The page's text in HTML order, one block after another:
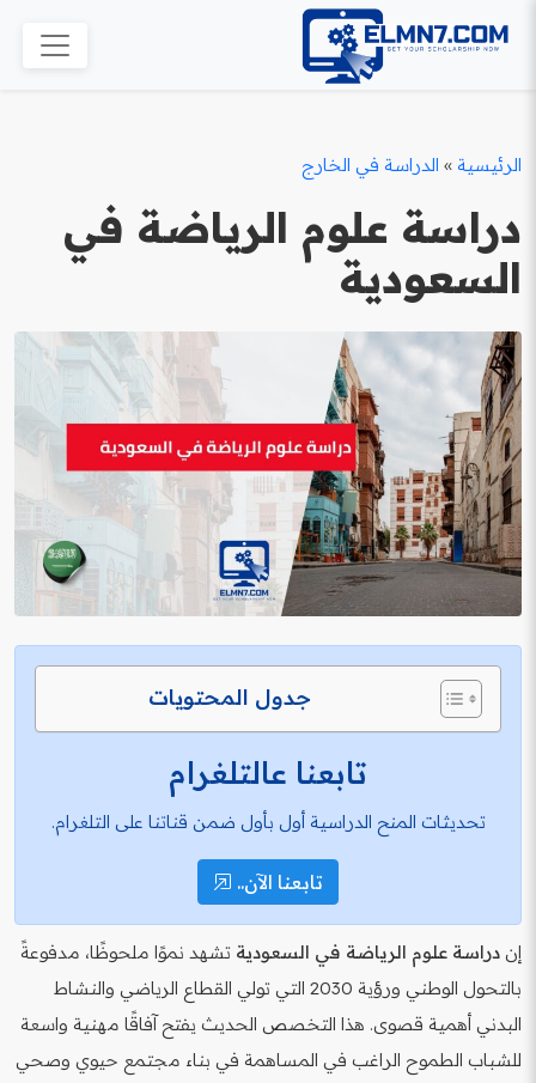
الرئيسية » الدراسة في الخارج
دراسة علوم الرياضة في
السعودية
جدول المحتويات
تابعنا عالتلغرام
تحديثات المنح الدراسية أول بأول ضمن قناتنا على التلغرام.
تابعنا الآن..
إن دراسة علوم الرياضة في السعودية تشهد نموًا ملحوظًا، مدفوعةً
بالتحول الوطني ورؤية 2030 التي تولي القطاع الرياضي والنشاط
البدني أهمية قصوى. هذا التخصص الحديث يفتح آفاقًا مهنية واسعة
للشباب الطموح الراغب في المساهمة في بناء مجتمع حيوي وصحي